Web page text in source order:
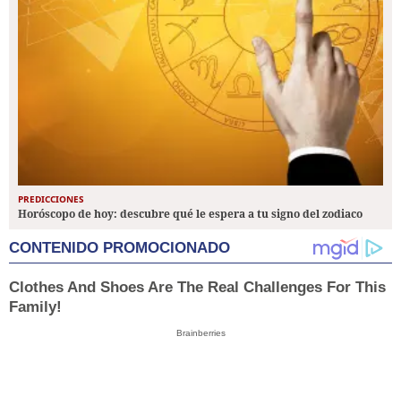
PREDICCIONES
Horóscopo de hoy: descubre qué le espera a tu signo del zodiaco
CONTENIDO PROMOCIONADO
Clothes And Shoes Are The Real Challenges For This
Family!
Brainberries